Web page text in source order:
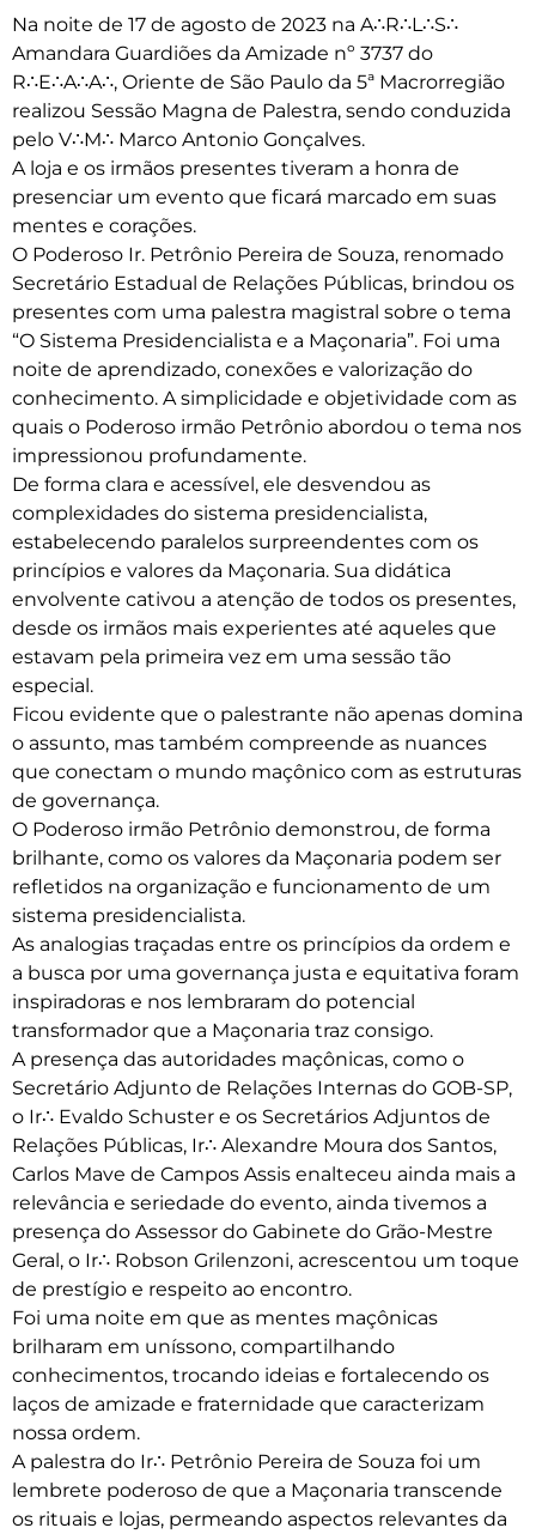
Na noite de 17 de agosto de 2023 na A∴R∴L∴S∴
Amandara Guardiões da Amizade nº 3737 do
R∴E∴A∴A∴, Oriente de São Paulo da 5ª Macrorregião
realizou Sessão Magna de Palestra, sendo conduzida
pelo V∴M∴ Marco Antonio Gonçalves.
A loja e os irmãos presentes tiveram a honra de
presenciar um evento que ficará marcado em suas
mentes e corações.
O Poderoso Ir. Petrônio Pereira de Souza, renomado
Secretário Estadual de Relações Públicas, brindou os
presentes com uma palestra magistral sobre o tema
“O Sistema Presidencialista e a Maçonaria”. Foi uma
noite de aprendizado, conexões e valorização do
conhecimento. A simplicidade e objetividade com as
quais o Poderoso irmão Petrônio abordou o tema nos
impressionou profundamente.
De forma clara e acessível, ele desvendou as
complexidades do sistema presidencialista,
estabelecendo paralelos surpreendentes com os
princípios e valores da Maçonaria. Sua didática
envolvente cativou a atenção de todos os presentes,
desde os irmãos mais experientes até aqueles que
estavam pela primeira vez em uma sessão tão
especial.
Ficou evidente que o palestrante não apenas domina
o assunto, mas também compreende as nuances
que conectam o mundo maçônico com as estruturas
de governança.
O Poderoso irmão Petrônio demonstrou, de forma
brilhante, como os valores da Maçonaria podem ser
refletidos na organização e funcionamento de um
sistema presidencialista.
As analogias traçadas entre os princípios da ordem e
a busca por uma governança justa e equitativa foram
inspiradoras e nos lembraram do potencial
transformador que a Maçonaria traz consigo.
A presença das autoridades maçônicas, como o
Secretário Adjunto de Relações Internas do GOB-SP,
o Ir∴ Evaldo Schuster e os Secretários Adjuntos de
Relações Públicas, Ir∴ Alexandre Moura dos Santos,
Carlos Mave de Campos Assis enalteceu ainda mais a
relevância e seriedade do evento, ainda tivemos a
presença do Assessor do Gabinete do Grão-Mestre
Geral, o Ir∴ Robson Grilenzoni, acrescentou um toque
de prestígio e respeito ao encontro.
Foi uma noite em que as mentes maçônicas
brilharam em uníssono, compartilhando
conhecimentos, trocando ideias e fortalecendo os
laços de amizade e fraternidade que caracterizam
nossa ordem.
A palestra do Ir∴ Petrônio Pereira de Souza foi um
lembrete poderoso de que a Maçonaria transcende
os rituais e lojas, permeando aspectos relevantes da